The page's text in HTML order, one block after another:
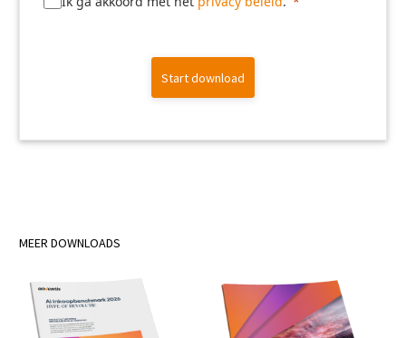
Start download
MEER DOWNLOADS